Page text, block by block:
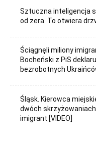
Sztuczna inteligencja
od zera. To otwiera
Ściągnęli miliony
Bocheński z PiS
bezrobotnych
Śląsk. Kierowca
dwóch
imigrant [VIDEO]